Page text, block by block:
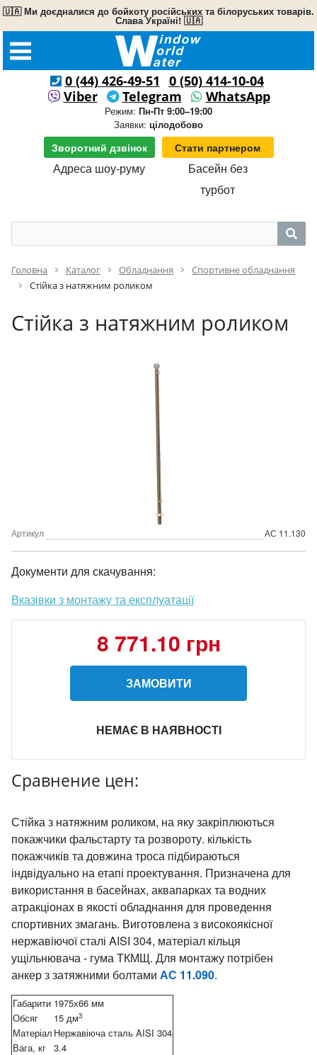
🇺🇦 Ми доєдналися до бойкоту російських та білоруських товарів.
Слава Україні! 🇺🇦
0 (44) 426-49-51
0 (50) 414-10-04
Viber
Telegram WhatsApp
Режим: Пн-Пт 9:00–19:00
Заявки: цілодобово
Зворотний дзвінок Стати партнером
Адреса шоу-руму
Басейн без
турбот
Головна Каталог Обладнання
Спортивне обладнання
Стійка з натяжним роликом
Стійка з натяжним роликом
Артикул АС 11.130
Документи для скачування:
Вказівки з монтажу та експлуатації
8 771.10 грн
ЗАМОВИТИ
НЕМАЄ В НАЯВНОСТІ
Сравнение цен:
Стійка з натяжним роликом, на яку закріплюються
покажчики фальстарту та розвороту. кількість
покажчиків та довжина троса підбираються
індвідуально на етапі проектування. Призначена для
використання в басейнах, аквапарках та водних
атракціонах в якості обладнання для проведення
спортивних змагань. Виготовлена з високоякісної
нержавіючої сталі AISI 304, матеріал кільця
ущільнювача - гума ТКМЩ. Для монтажу потрібен
анкер з затяжними болтами АС 11.090.
Габарити 1975х66 мм
Обсяг
15 дм3
Матеріал Нержавіюча сталь AISI 304
Вага, кг 3.4